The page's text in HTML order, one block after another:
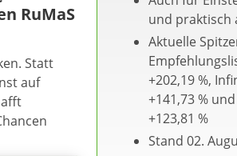
RuMaS
Statt
auf
und praktisch
Aktuelle
+202,19 %,
+141,73 %
+123,81 %
Stand 02.